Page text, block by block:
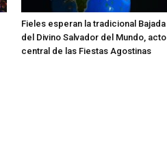
Fieles esperan la tradicional Bajada
del Divino Salvador del Mundo, acto
central de las Fiestas Agostinas